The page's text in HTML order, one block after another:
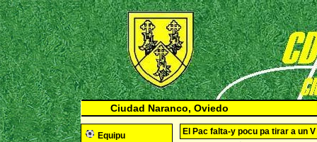
Ciudad Naranco, Oviedo
Equipu
El Pac falta-y pocu pa tirar a un V